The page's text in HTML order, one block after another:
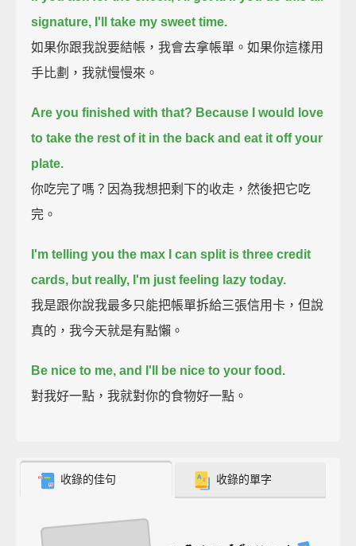
signature, I'll take my sweet time.
如果你跟我說要結帳，我會去拿帳單。如果你這樣用
手比劃，我就慢慢來。
Are you finished with that? Because I would love
to take the rest of it in the back and eat it off your
plate.
你吃完了嗎？因為我想把剩下的收走，然後把它吃
完。
I'm telling you the max I can split is three credit
cards, but really, I'm just feeling lazy today.
我是跟你說我最多只能把帳單拆給三張信用卡，但說
真的，我今天就是有點懶。
Be nice to me, and I'll be nice to your food.
對我好一點，我就對你的食物好一點。
收錄的佳句 收錄的單字